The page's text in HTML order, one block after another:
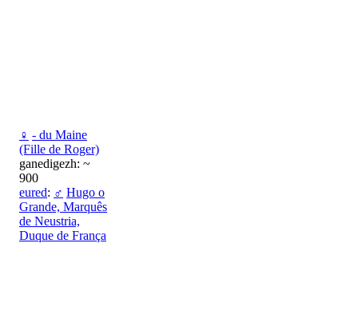
♀ - du Maine
(Fille de Roger)
ganedigezh: ~
900
eured: ♂ Hugo o
Grande, Marquês
de Neustria,
Duque de França